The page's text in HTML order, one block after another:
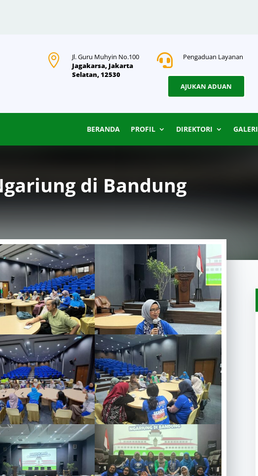

Jl. Guru Muhyin No.100
Jagakarsa, Jakarta
Selatan, 12530
 Pengaduan Layanan
AJUKAN ADUAN
BERANDA PROFIL DIREKTORI GALERI
di Bandung